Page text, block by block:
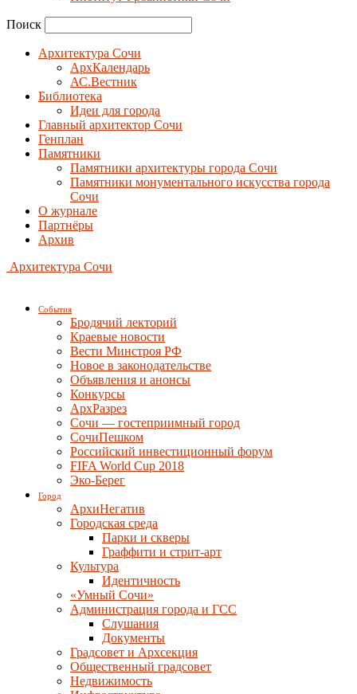
Поиск
Архитектура Сочи
АрхКалендарь
АС.Вестник
Библиотека
Идеи для города
Главный архитектор Сочи
Генплан
Памятники
Памятники архитектуры города Сочи
Памятники монументального искусства города
Сочи
О журнале
Партнёры
Архив
Архитектура Сочи
События
Бродячий лекторий
Краевые новости
Вести Минстроя РФ
Новое в законодательстве
Объявления и анонсы
Конкурсы
АрхРазрез
Сочи — гостеприимный город
СочиПешком
Российский инвестиционный форум
FIFA World Cup 2018
Эко-Берег
Город
АрхиНегатив
Городская среда
Парки и скверы
Граффити и стрит-арт
Культура
Идентичность
«Умный Сочи»
Администрация города и ГСС
Слушания
Документы
Градсовет и Архсекция
Общественный градсовет
Недвижимость